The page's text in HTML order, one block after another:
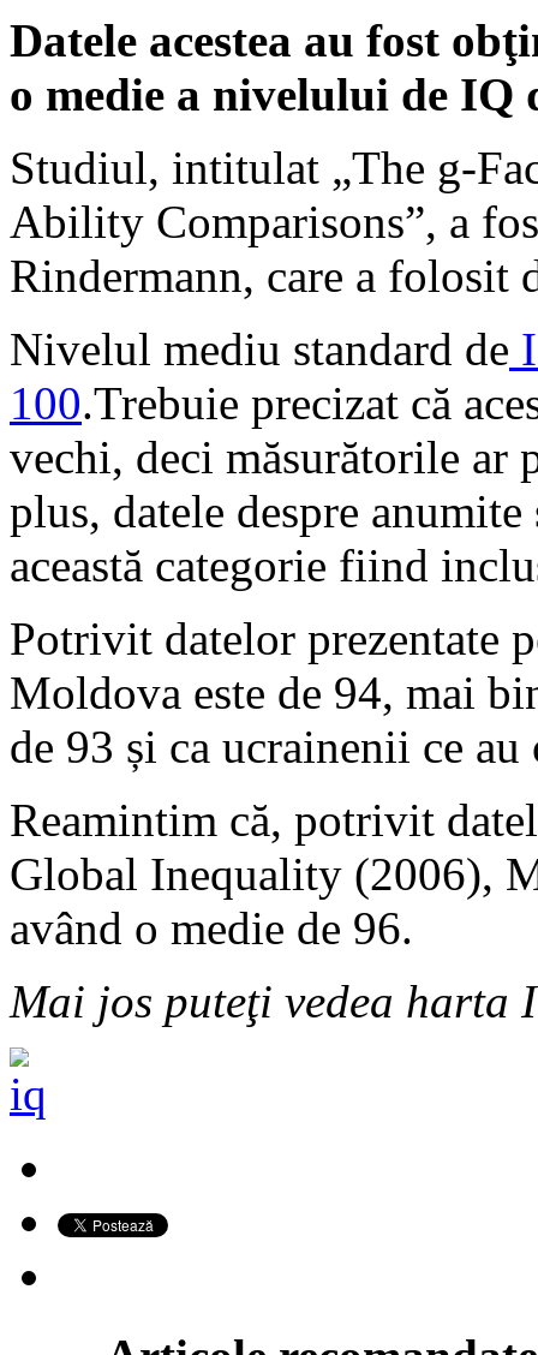
Datele acestea au fost
o medie a nivelului de IQ
Studiul, intitulat „The g-
Ability Comparisons”, a
Rindermann, care a folosit
Nivelul mediu standard de
100.Trebuie precizat că
vechi, deci măsurătorile ar
plus, datele despre
această categorie fiind
Potrivit datelor prezentate
Moldova este de 94, mai
de 93 și ca ucrainenii ce au
Reamintim că, potrivit
Global Inequality (2006),
având o medie de 96.
Mai jos puteţi vedea harta